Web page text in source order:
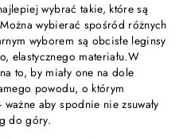
wybrać takie, które są
wybierać spośród różnych
wyborem są obcisłe leginsy
elastycznego materiału.W
to, by miały one na dole
powodu, o którym
aby spodnie nie zsuwały
do góry.